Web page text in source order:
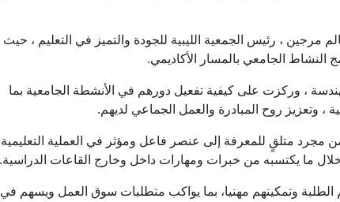
مرجين ، رئيس الجمعية الليبية للجودة والتميز في التعليم ،
النشاط الجامعي بالمسار الأكاديمي.
، وركزت على كيفية تفعيل دورهم في الأنشطة الجامعية بما
، وتعزيز روح المبادرة والعمل الجماعي لديهم.
مجرد متلقٍ للمعرفة إلى عنصر فاعل ومؤثر في العملية التعليمية
ما يكتسبه من خبرات ومهارات داخل وخارج القاعات الدراسية.
وتمكينهم مهنيا، بما يواكب متطلبات سوق العمل ويسهم في